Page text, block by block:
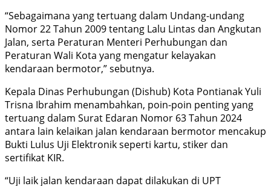
“Sebagaimana yang tertuang dalam Undang-undang
Nomor 22 Tahun 2009 tentang Lalu Lintas dan Angkutan
Jalan, serta Peraturan Menteri Perhubungan dan
Peraturan Wali Kota yang mengatur kelayakan
kendaraan bermotor,” sebutnya.
Kepala Dinas Perhubungan (Dishub) Kota Pontianak Yuli
Trisna Ibrahim menambahkan, poin-poin penting yang
tertuang dalam Surat Edaran Nomor 63 Tahun 2024
antara lain kelaikan jalan kendaraan bermotor mencakup
Bukti Lulus Uji Elektronik seperti kartu, stiker dan
sertifikat KIR.
“Uji laik jalan kendaraan dapat dilakukan di UPT